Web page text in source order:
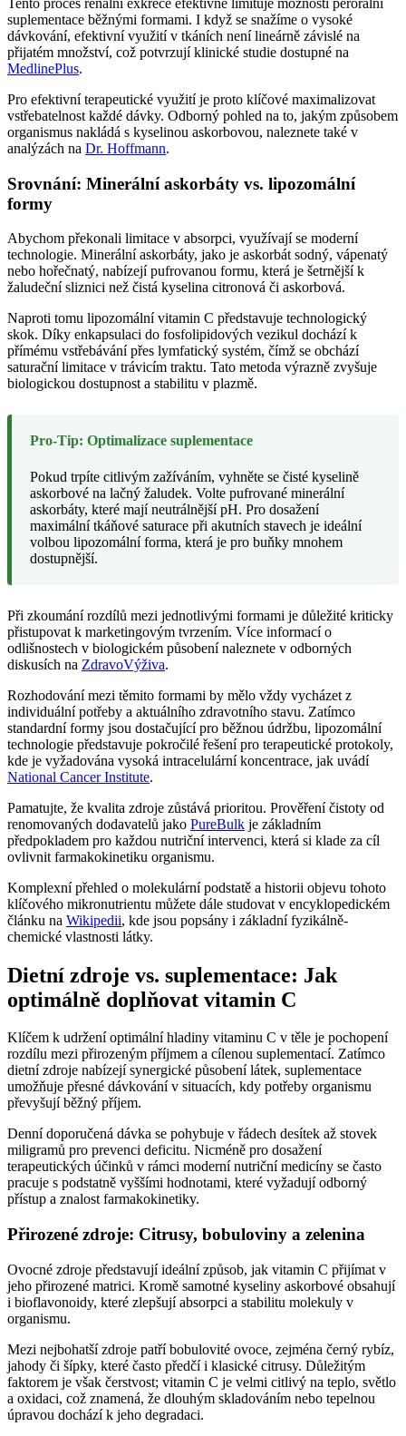
Tento proces renální exkrece efektivně limituje možnosti perorální
suplementace běžnými formami. I když se snažíme o vysoké
dávkování, efektivní využití v tkáních není lineárně závislé na
přijatém množství, což potvrzují klinické studie dostupné na
MedlinePlus.
Pro efektivní terapeutické využití je proto klíčové maximalizovat
vstřebatelnost každé dávky. Odborný pohled na to, jakým způsobem
organismus nakládá s kyselinou askorbovou, naleznete také v
analýzách na Dr. Hoffmann.
Srovnání: Minerální askorbáty vs. lipozomální
formy
Abychom překonali limitace v absorpci, využívají se moderní
technologie. Minerální askorbáty, jako je askorbát sodný, vápenatý
nebo hořečnatý, nabízejí pufrovanou formu, která je šetrnější k
žaludeční sliznici než čistá kyselina citronová či askorbová.
Naproti tomu lipozomální vitamin C představuje technologický
skok. Díky enkapsulaci do fosfolipidových vezikul dochází k
přímému vstřebávání přes lymfatický systém, čímž se obchází
saturační limitace v trávicím traktu. Tato metoda výrazně zvyšuje
biologickou dostupnost a stabilitu v plazmě.
Pro-Tip: Optimalizace suplementace
Pokud trpíte citlivým zažíváním, vyhněte se čisté kyselině
askorbové na lačný žaludek. Volte pufrované minerální
askorbáty, které mají neutrálnější pH. Pro dosažení
maximální tkáňové saturace při akutních stavech je ideální
volbou lipozomální forma, která je pro buňky mnohem
dostupnější.
Při zkoumání rozdílů mezi jednotlivými formami je důležité kriticky
přistupovat k marketingovým tvrzením. Více informací o
odlišnostech v biologickém působení naleznete v odborných
diskusích na ZdravoVýživa.
Rozhodování mezi těmito formami by mělo vždy vycházet z
individuální potřeby a aktuálního zdravotního stavu. Zatímco
standardní formy jsou dostačující pro běžnou údržbu, lipozomální
technologie představuje pokročilé řešení pro terapeutické protokoly,
kde je vyžadována vysoká intracelulární koncentrace, jak uvádí
National Cancer Institute.
Pamatujte, že kvalita zdroje zůstává prioritou. Prověření čistoty od
renomovaných dodavatelů jako PureBulk je základním
předpokladem pro každou nutriční intervenci, která si klade za cíl
ovlivnit farmakokinetiku organismu.
Komplexní přehled o molekulární podstatě a historii objevu tohoto
klíčového mikronutrientu můžete dále studovat v encyklopedickém
článku na Wikipedii, kde jsou popsány i základní fyzikálně-
chemické vlastnosti látky.
Dietní zdroje vs. suplementace: Jak
optimálně doplňovat vitamin C
Klíčem k udržení optimální hladiny vitaminu C v těle je pochopení
rozdílu mezi přirozeným příjmem a cílenou suplementací. Zatímco
dietní zdroje nabízejí synergické působení látek, suplementace
umožňuje přesné dávkování v situacích, kdy potřeby organismu
převyšují běžný příjem.
Denní doporučená dávka se pohybuje v řádech desítek až stovek
miligramů pro prevenci deficitu. Nicméně pro dosažení
terapeutických účinků v rámci moderní nutriční medicíny se často
pracuje s podstatně vyššími hodnotami, které vyžadují odborný
přístup a znalost farmakokinetiky.
Přirozené zdroje: Citrusy, bobuloviny a zelenina
Ovocné zdroje představují ideální způsob, jak vitamin C přijímat v
jeho přirozené matrici. Kromě samotné kyseliny askorbové obsahují
i bioflavonoidy, které zlepšují absorpci a stabilitu molekuly v
organismu.
Mezi nejbohatší zdroje patří bobulovité ovoce, zejména černý rybíz,
jahody či šípky, které často předčí i klasické citrusy. Důležitým
faktorem je však čerstvost; vitamin C je velmi citlivý na teplo, světlo
a oxidaci, což znamená, že dlouhým skladováním nebo tepelnou
úpravou dochází k jeho degradaci.